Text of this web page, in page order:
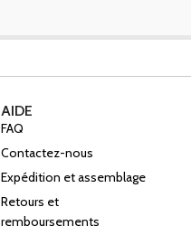
AIDE
FAQ
Contactez-nous
Expédition et assemblage
Retours et
remboursements